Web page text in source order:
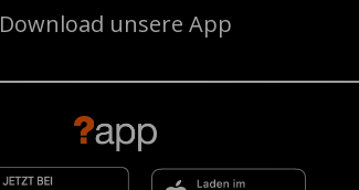
Download unsere App